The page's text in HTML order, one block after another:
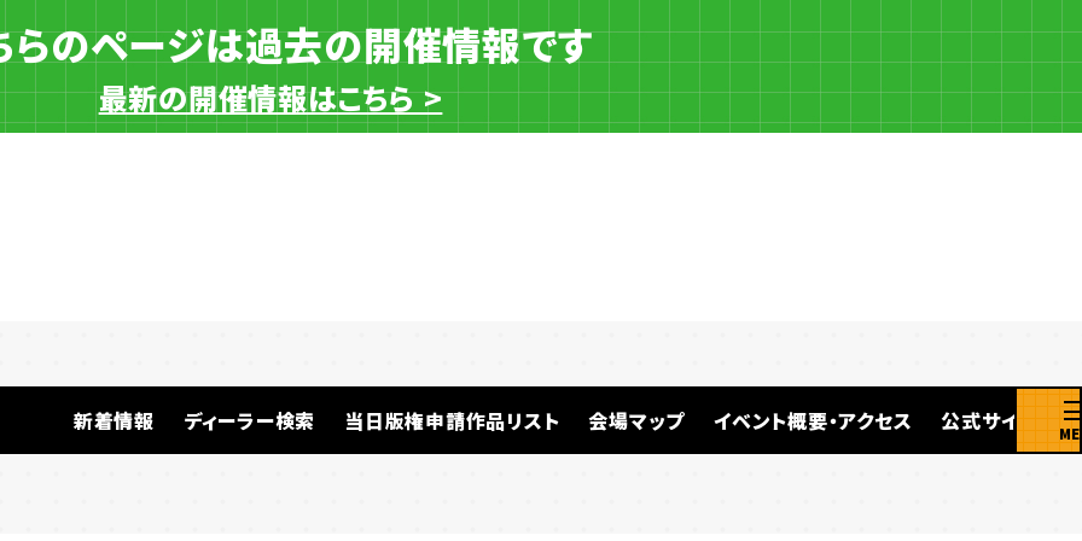
らのページは過去の開催情報です
最新の開催情報はこちら >
新着情報 ディーラー検索 当日版権申請作品リスト 会場マップ イベント概要・アクセス 公式サイト
一般ディーラー